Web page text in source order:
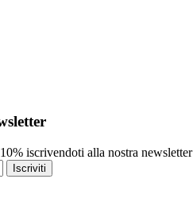
iscrivendoti alla nostra newsletter
Iscriviti